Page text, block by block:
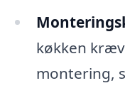
køkken
montering,